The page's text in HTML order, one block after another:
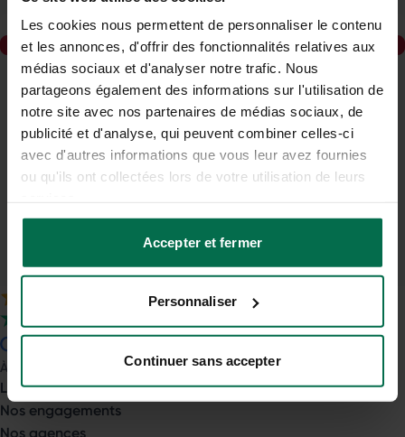
Les cookies nous permettent de personnaliser le contenu
et les annonces, d'offrir des fonctionnalités relatives aux
médias sociaux et d'analyser notre trafic. Nous
partageons également des informations sur l'utilisation de
notre site avec nos partenaires de médias sociaux, de
publicité et d'analyse, qui peuvent combiner celles-ci
avec d'autres informations que vous leur avez fournies
ou qu'ils ont collectées lors de votre utilisation de leurs
Accepter et fermer
Personnaliser
Continuer sans accepter
Saisissez votre e-mail
s'inscrire
Tarifs
négociés
& sans engagement
jusqu'à la signature
À propos
Le groupe Opéra Énergie
Nos engagements
Nos agences